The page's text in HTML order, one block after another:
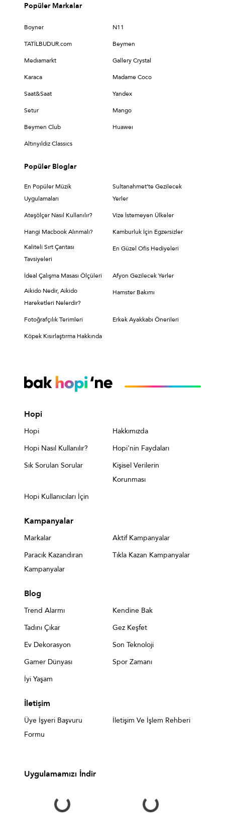
Popüler Markalar
Boyner N11
TATİLBUDUR.com Beymen
Medıamarkt Gallery Crystal
Karaca Madame Coco
Saat&Saat Yandex
Setur Mango
Beymen Club Huaweı
Altınyıldız Classıcs
Popüler Bloglar
En Popüler Müzik
Uygulamaları
Sultanahmet’te Gezilecek
Yerler
Ateşölçer Nasıl Kullanılır? Vize İstemeyen Ülkeler
Hangi Macbook Alınmalı?
Kamburluk İçin Egzersizler
Kaliteli Sırt Çantası
Tavsiyeleri
En Güzel Ofis Hediyeleri
İdeal Çalışma Masası Ölçüleri
Afyon Gezilecek Yerler
Aikido Nedir, Aikido
Hareketleri Nelerdir?
Hamster Bakımı
Fotoğrafçılık Terimleri Erkek Ayakkabı Önerileri
Köpek Kısırlaştırma Hakkında
Hopi
Hopi
Hakkımızda
Hopi Nasıl Kullanılır?
Hopi'nin Faydaları
Sık Sorulan Sorular
Kişisel Verilerin
Korunması
Hopi Kullanıcıları İçin
Kampanyalar
Markalar
Aktif Kampanyalar
Paracık Kazandıran
Kampanyalar
Tıkla Kazan Kampanyalar
Blog
Trend Alarmı
Kendine Bak
Tadını Çıkar
Gez Keşfet
Ev Dekorasyon
Son Teknoloji
Gamer Dünyası
Spor Zamanı
İyi Yaşam
İletişim
Üye İşyeri Başvuru
Formu
İletişim Ve İşlem Rehberi
Uygulamamızı İndir